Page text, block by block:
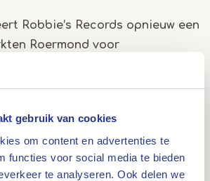
gebruik van cookies
om content en advertenties te
functies voor social media te bieden
te analyseren. Ook delen we
Robbie’s Records opnieuw een
Roermond voor
De markten zijn gratis
wilt struinen, er is altijd